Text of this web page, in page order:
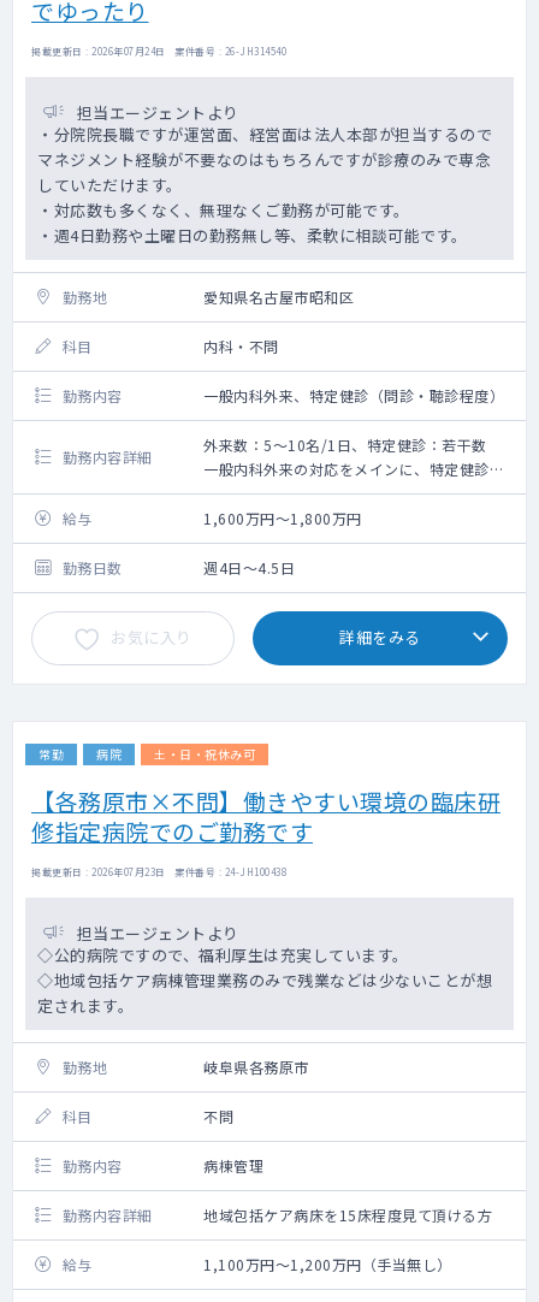
でゆったり
掲載更新日 : 2026年07月24日 案件番号 : 26-JH314540
担当エージェントより
・分院院長職ですが運営面、経営面は法人本部が担当するので
マネジメント経験が不要なのはもちろんですが診療のみで専念
していただけます。
・対応数も多くなく、無理なくご勤務が可能です。
・週4日勤務や土曜日の勤務無し等、柔軟に相談可能です。
勤務地 愛知県名古屋市昭和区
科目 内科・不問
勤務内容 一般内科外来、特定健診（問診・聴診程度）
勤務内容詳細
外来数：5～10名/1日、特定健診：若干数
一般内科外来の対応をメインに、特定健診も
若干数、および可能でしたら同法人のクリニ
ックの健診の読影もお願い致します。
4月開院したばかりですので外来数は5～10名
程度となっております。
給与 1,600万円～1,800万円
勤務日数 週4日～4.5日
お気に入り 詳細をみる
常勤 病院 土・日・祝休み可
【各務原市×不問】働きやすい環境の臨床研
修指定病院でのご勤務です
掲載更新日 : 2026年07月23日 案件番号 : 24-JH100438
担当エージェントより
◇公的病院ですので、福利厚生は充実しています。
◇地域包括ケア病棟管理業務のみで残業などは少ないことが想
定されます。
勤務地 岐阜県各務原市
科目 不問
勤務内容 病棟管理
勤務内容詳細 地域包括ケア病床を15床程度見て頂ける方
給与 1,100万円～1,200万円（手当無し）